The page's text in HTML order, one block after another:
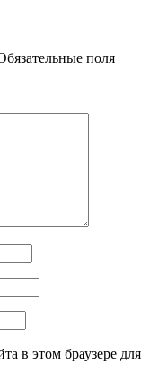
поля
в этом браузере для